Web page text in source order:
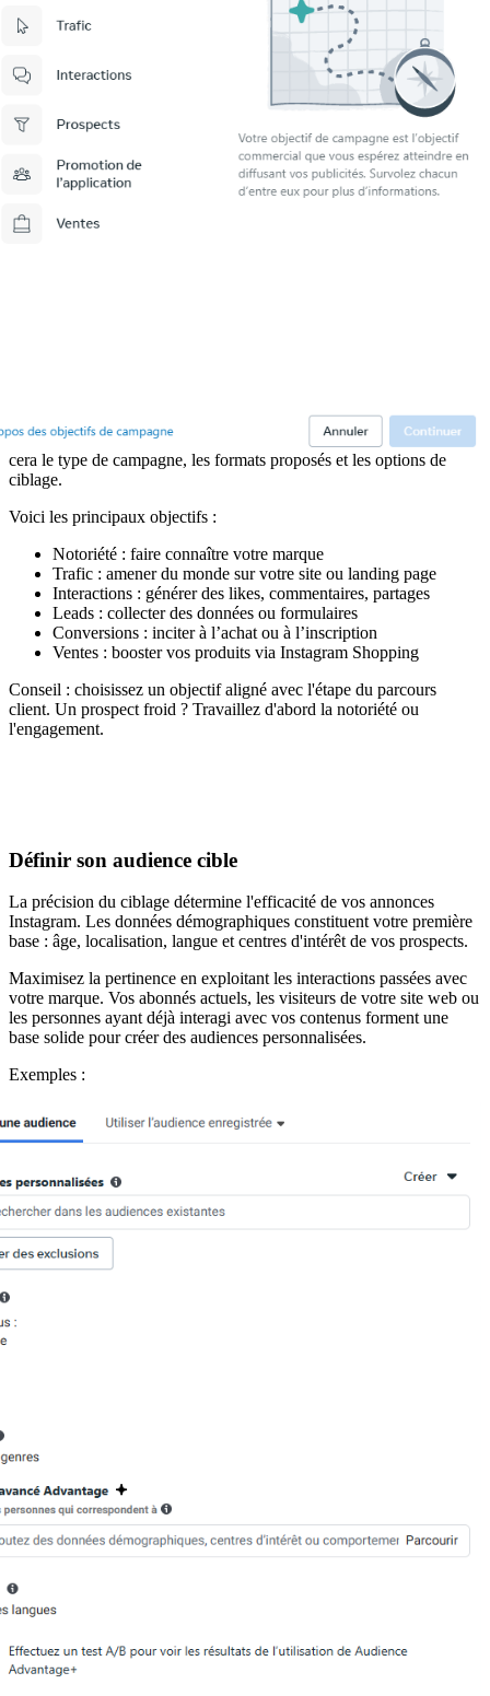
cera le type de campagne, les formats proposés et les options de
ciblage.
Voici les principaux objectifs :
Notoriété : faire connaître votre marque
Trafic : amener du monde sur votre site ou landing page
Interactions : générer des likes, commentaires, partages
Leads : collecter des données ou formulaires
Conversions : inciter à l’achat ou à l’inscription
Ventes : booster vos produits via Instagram Shopping
Conseil : choisissez un objectif aligné avec l'étape du parcours
client. Un prospect froid ? Travaillez d'abord la notoriété ou
l'engagement.
Définir son audience cible
La précision du ciblage détermine l'efficacité de vos annonces
Instagram. Les données démographiques constituent votre première
base : âge, localisation, langue et centres d'intérêt de vos prospects.
Maximisez la pertinence en exploitant les interactions passées avec
votre marque. Vos abonnés actuels, les visiteurs de votre site web ou
les personnes ayant déjà interagi avec vos contenus forment une
base solide pour créer des audiences personnalisées.
Exemples :